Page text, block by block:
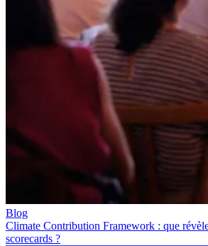
Blog
Climate Contribution Framework : que
scorecards ?